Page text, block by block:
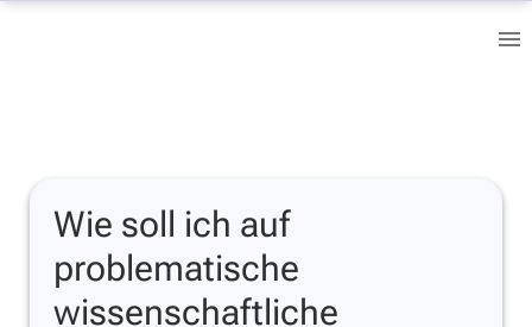
Wie soll ich auf
problematische
wissenschaftliche